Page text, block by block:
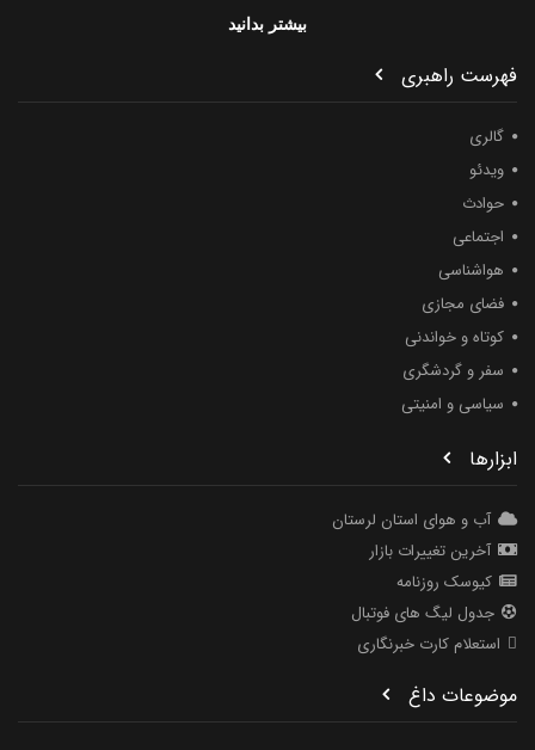
بیشتر بدانید
فهرست راهبری
گالری
ویدئو
حوادث
اجتماعی
هواشناسی
فضای مجازی
کوتاه و خواندنی
سفر و گردشگری
سیاسی و امنیتی
ابزارها
آب و هوای استان لرستان
آخرین تغییرات بازار
کیوسک روزنامه
جدول لیگ های فوتبال
استعلام کارت خبرنگاری
موضوعات داغ